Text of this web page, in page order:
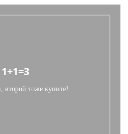
1+1=3
второй тоже купите!